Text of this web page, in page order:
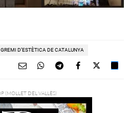
GREMI D’ESTÈTICA DE CATALUNYA